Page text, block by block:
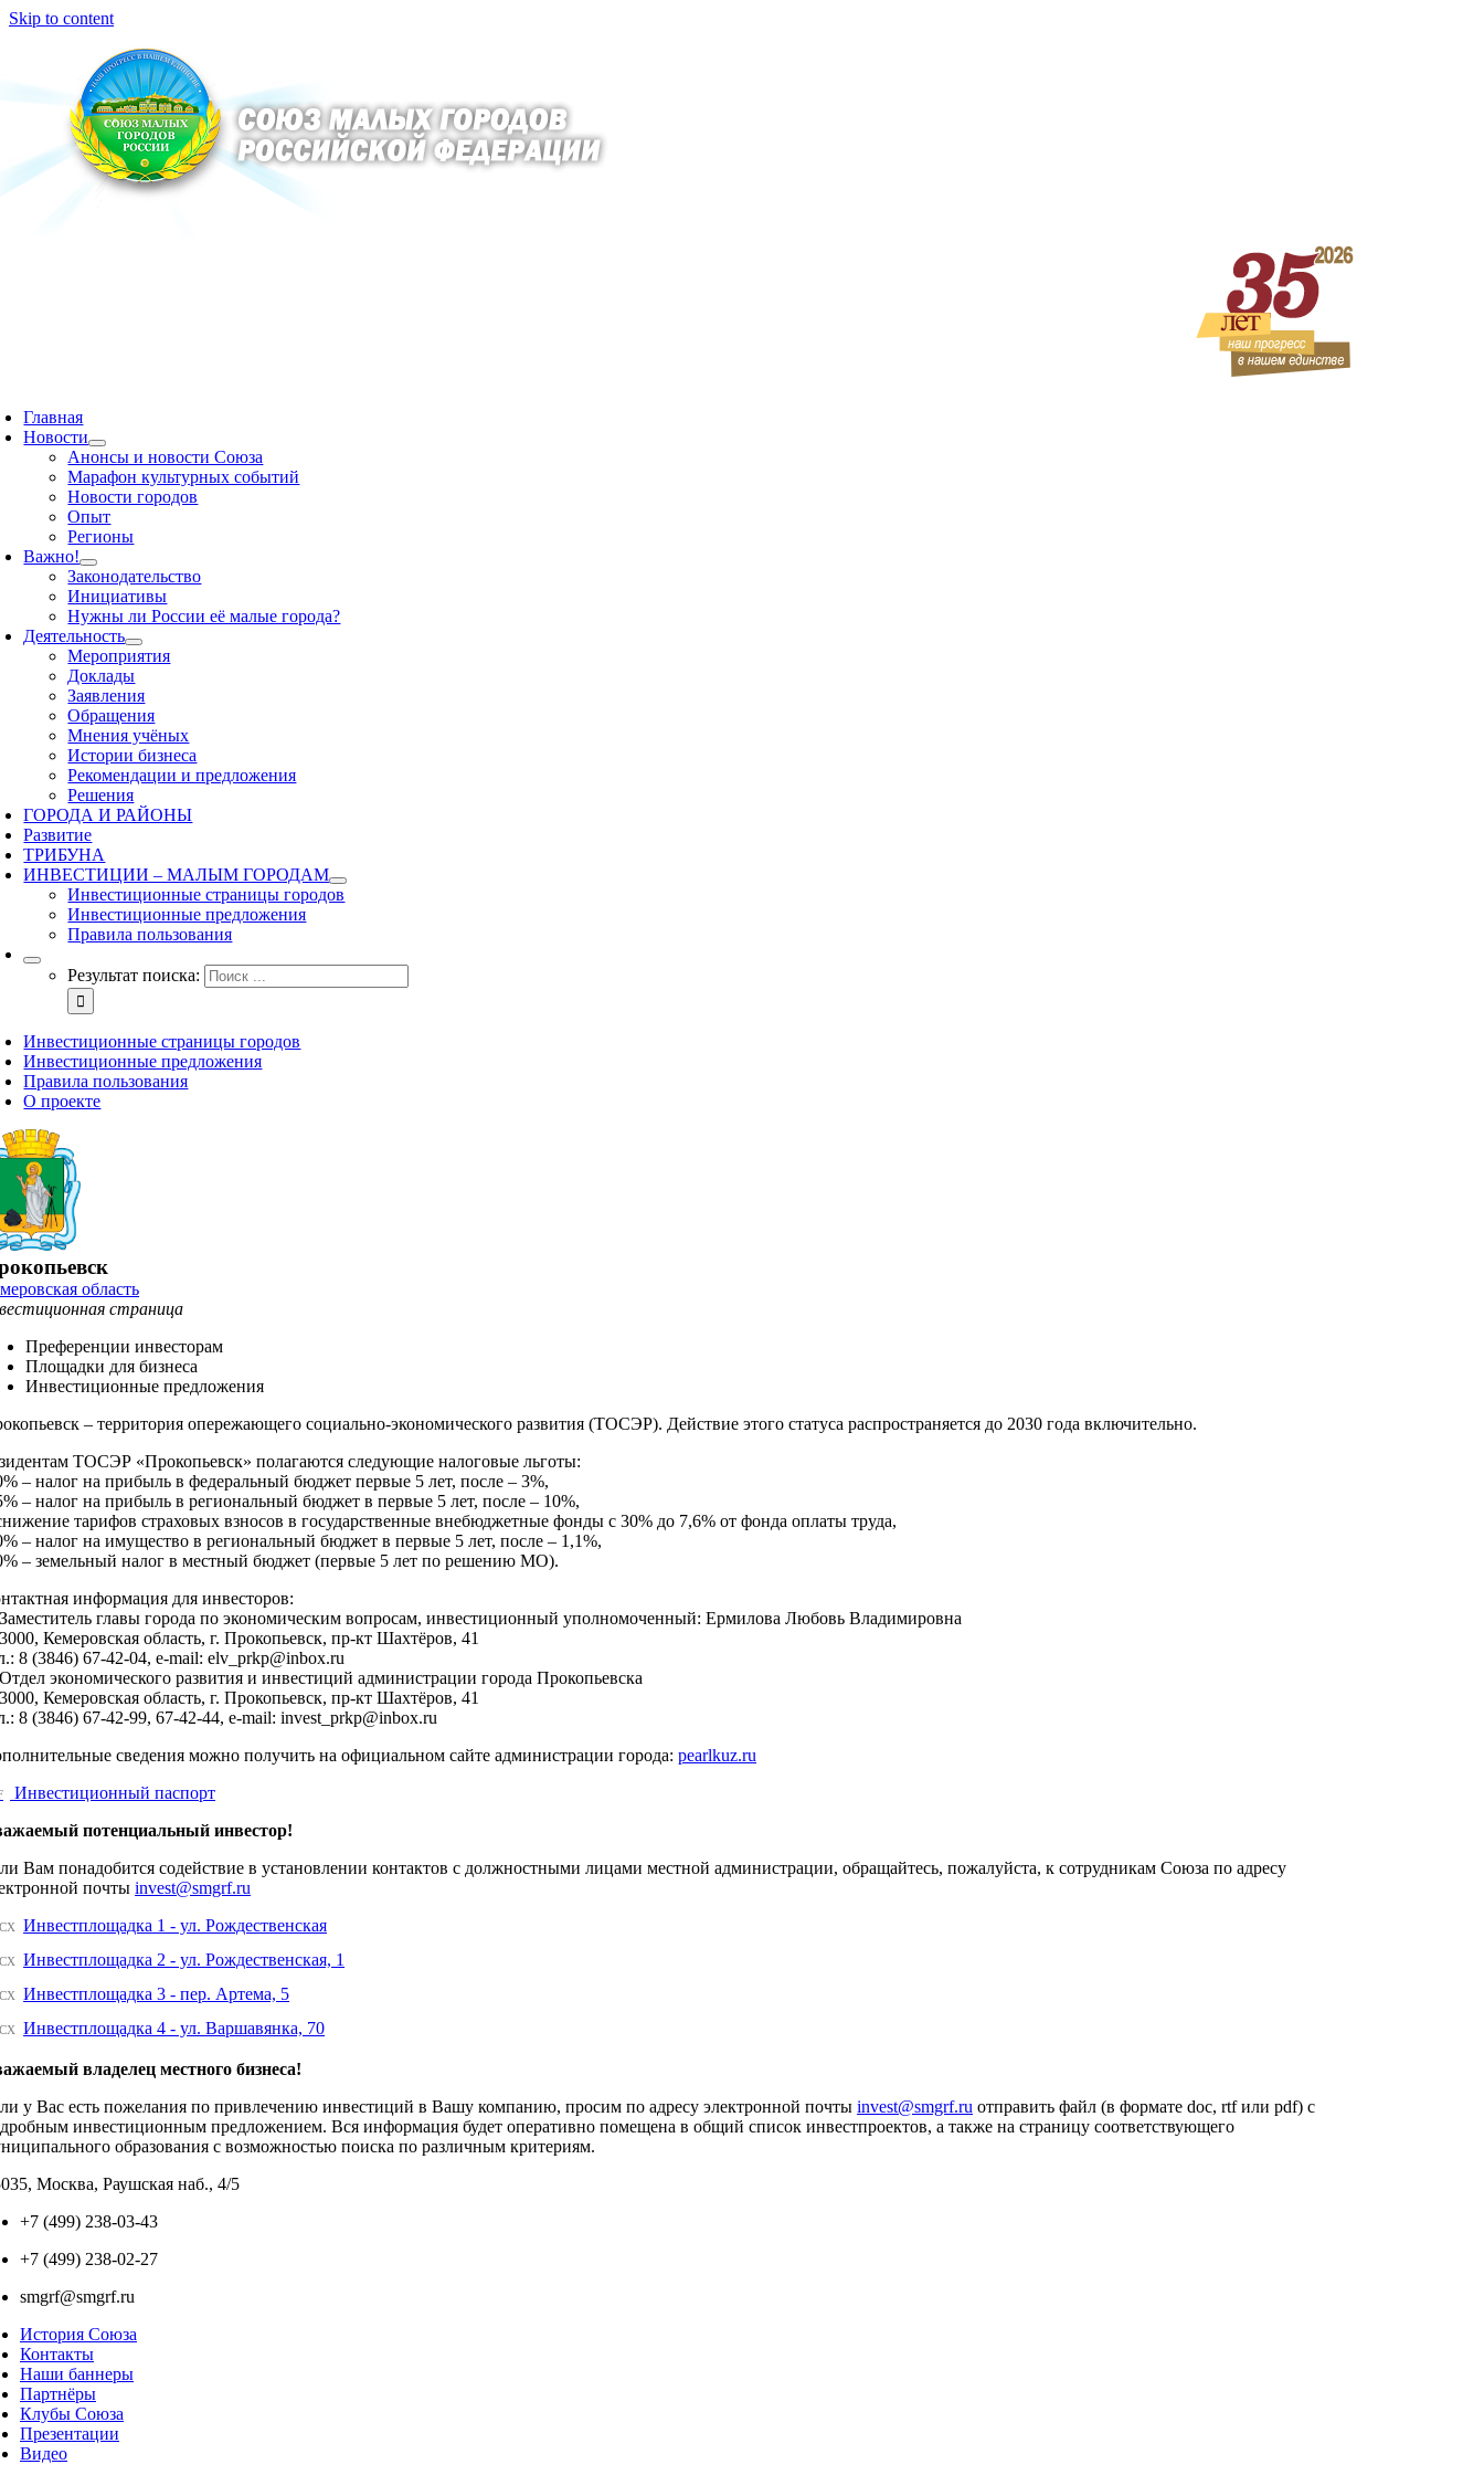
Skip to content
Главная
Новости
Анонсы и новости Союза
Марафон культурных событий
Новости городов
Опыт
Регионы
Важно!
Законодательство
Инициативы
Нужны ли России её малые города?
Деятельность
Мероприятия
Доклады
Заявления
Обращения
Мнения учёных
Истории бизнеса
Рекомендации и предложения
Решения
ГОРОДА И РАЙОНЫ
Развитие
ТРИБУНА
ИНВЕСТИЦИИ – МАЛЫМ ГОРОДАМ
Инвестиционные страницы городов
Инвестиционные предложения
Правила пользования
Результат поиска:
Инвестиционные страницы городов
Инвестиционные предложения
Правила пользования
О проекте
область
страница
Преференции инвесторам
Площадки для бизнеса
Инвестиционные предложения
– территория опережающего социально-экономического развития (ТОСЭР). Действие этого статуса распространяется до 2030 года включительно.
ТОСЭР «Прокопьевск» полагаются следующие налоговые льготы:
– налог на прибыль в федеральный бюджет первые 5 лет, после – 3%,
– налог на прибыль в региональный бюджет в первые 5 лет, после – 10%,
тарифов страховых взносов в государственные внебюджетные фонды с 30% до 7,6% от фонда оплаты труда,
– налог на имущество в региональный бюджет в первые 5 лет, после – 1,1%,
– земельный налог в местный бюджет (первые 5 лет по решению МО).
информация для инвесторов:
главы города по экономическим вопросам, инвестиционный уполномоченный: Ермилова Любовь Владимировна
Кемеровская область, г. Прокопьевск, пр-кт Шахтёров, 41
8 (3846) 67-42-04, e-mail: elv_prkp@inbox.ru
экономического развития и инвестиций администрации города Прокопьевска
Кемеровская область, г. Прокопьевск, пр-кт Шахтёров, 41
8 (3846) 67-42-99, 67-42-44, e-mail: invest_prkp@inbox.ru
сведения можно получить на официальном сайте администрации города:pearlkuz.ru
Инвестиционный паспорт
потенциальный инвестор!
Вам понадобится содействие в установлении контактов с должностными лицами местной администрации, обращайтесь, пожалуйста, к сотрудникам Союза по адресу
почтыinvest@smgrf.ru
Инвестплощадка 1 - ул. Рождественская
Инвестплощадка 2 - ул. Рождественская, 1
Инвестплощадка 3 - пер. Артема, 5
Инвестплощадка 4 - ул. Варшавянка, 70
владелец местного бизнеса!
у Вас есть пожелания по привлечению инвестиций в Вашу компанию, просим по адресу электронной почтыinvest@smgrf.ru отправить файл (в формате doc, rtf или pdf) с
инвестиционным предложением. Вся информация будет оперативно помещена в общий список инвестпроектов, а также на страницу соответствующего
образования с возможностью поиска по различным критериям.
Москва, Раушская наб., 4/5
+7 (499) 238-03-43
+7 (499) 238-02-27
smgrf@smgrf.ru
История Союза
Контакты
Наши баннеры
Партнёры
Клубы Союза
Презентации
Видео